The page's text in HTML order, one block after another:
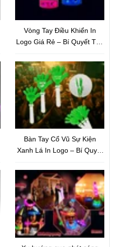
Vòng Tay Điều Khiển In
Logo Giá Rẻ – Bí Quyết Tạo
Nổ Và Nâng Tầm Thương
Hiệu
Bàn Tay Cổ Vũ Sự Kiện
Xanh Lá In Logo – Bí Quyết
Kiệm Nhưng Hiệu Quả Bất
Ngờ